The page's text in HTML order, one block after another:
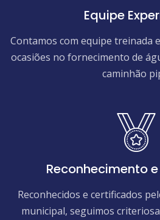
Equipe
Contamos com equipe treinada
ocasiões no fornecimento de
caminhão
Reconhecimento
Reconhecidos e certificados
municipal, seguimos